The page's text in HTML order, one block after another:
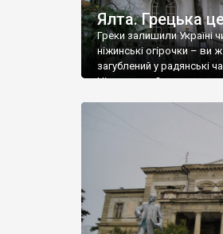
Ялта. Грецька
Греки залишили Україні
ніжинські огірочки – ви
загублений у радянські
Ніжин греки?